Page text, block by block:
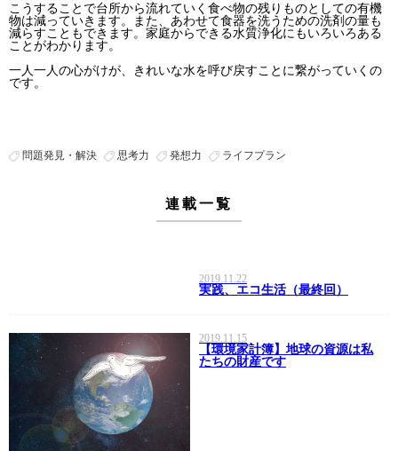
こうすることで台所から流れていく食べ物の残りものとしての有機
物は減っていきます。また、あわせて食器を洗うための洗剤の量も
減らすこともできます。家庭からできる水質浄化にもいろいろある
ことがわかります。
一人一人の心がけが、きれいな水を呼び戻すことに繋がっていくの
です。
問題発見・解決 思考力 発想力 ライフプラン
連載一覧
2019.11.22
実践、エコ生活（最終回）
2019.11.15
【環境家計簿】地球の資源は私
たちの財産です